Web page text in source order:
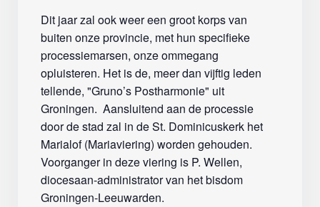
Dit jaar zal ook weer een groot korps van
buiten onze provincie, met hun specifieke
processiemarsen, onze ommegang
opluisteren. Het is de, meer dan vijftig leden
tellende, "Gruno’s Postharmonie" uit
Groningen. Aansluitend aan de processie
door de stad zal in de St. Dominicuskerk het
Marialof (Mariaviering) worden gehouden.
Voorganger in deze viering is P. Wellen,
diocesaan-administrator van het bisdom
Groningen-Leeuwarden.